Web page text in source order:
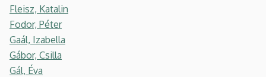
Fleisz, Katalin
Fodor, Péter
Gaál, Izabella
Gábor, Csilla
Gál, Éva